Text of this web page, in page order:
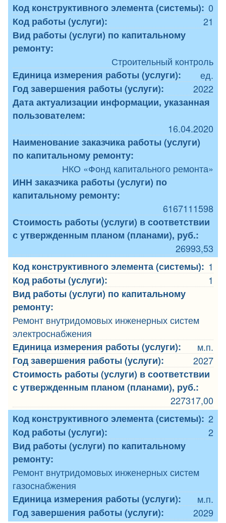
Код конструктивного элемента (системы): 0
Код работы (услуги):
21
Вид работы (услуги) по капитальному
ремонту:
Строительный контроль
Единица измерения работы (услуги):
ед.
Год завершения работы (услуги):
2022
Дата актуализации информации, указанная
пользователем:
16.04.2020
Наименование заказчика работы (услуги)
по капитальному ремонту:
НКО «Фонд капитального ремонта»
ИНН заказчика работы (услуги) по
капитальному ремонту:
6167111598
Стоимость работы (услуги) в соответствии
с утвержденным планом (планами), руб.:
26993,53
Код конструктивного элемента (системы): 1
Код работы (услуги):
1
Вид работы (услуги) по капитальному
ремонту:
Ремонт внутридомовых инженерных систем
электроснабжения
Единица измерения работы (услуги):
м.п.
Год завершения работы (услуги):
2027
Стоимость работы (услуги) в соответствии
с утвержденным планом (планами), руб.:
227317,00
Код конструктивного элемента (системы): 2
Код работы (услуги):
2
Вид работы (услуги) по капитальному
ремонту:
Ремонт внутридомовых инженерных систем
газоснабжения
Единица измерения работы (услуги):
м.п.
Год завершения работы (услуги):
2029